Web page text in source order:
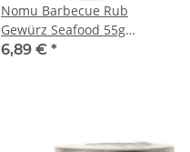
Nomu Barbecue Rub
Gewürz Seafood 55g
(Meeresfrüchte)
6,89 € *